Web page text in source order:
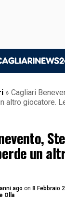
» Cagliari
altro giocatore.
un
ago on 8 Febbraio
Olla